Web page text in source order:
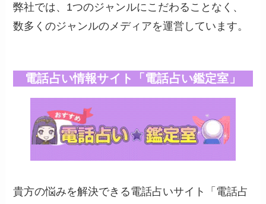
弊社では、1つのジャンルにこだわることなく、
数多くのジャンルのメディアを運営しています。
電話占い情報サイト「電話占い鑑定室」
貴方の悩みを解決できる電話占いサイト「電話占